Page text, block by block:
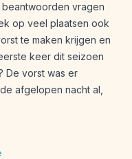
vragen
op veel plaatsen ook
te maken krijgen en
keer dit seizoen
De vorst was er
afgelopen nacht al,